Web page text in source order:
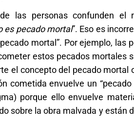
las personas confunden el
es pecado mortal”. Eso es
mortal”. Por ejemplo, las
estos pecados mortales
el concepto del pecado mortal
cometida envuelve un “pecado
porque ello envuelve
sobre la obra malvada y están